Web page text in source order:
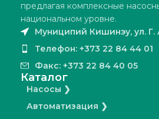
предлагая комплексные
национальном уровне.
Муниципий Кишинэу, ул. Г.
Телефон: +373 22 84 44 01
Факс: +373 22 84 40 05
Каталог
Насосы ❯
Автоматизация ❯